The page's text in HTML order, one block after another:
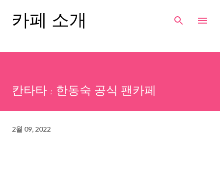
기본 콘텐츠로 건너뛰기
카페 소개
칸타타 : 한동숙 공식 팬카페
2월 09, 2022